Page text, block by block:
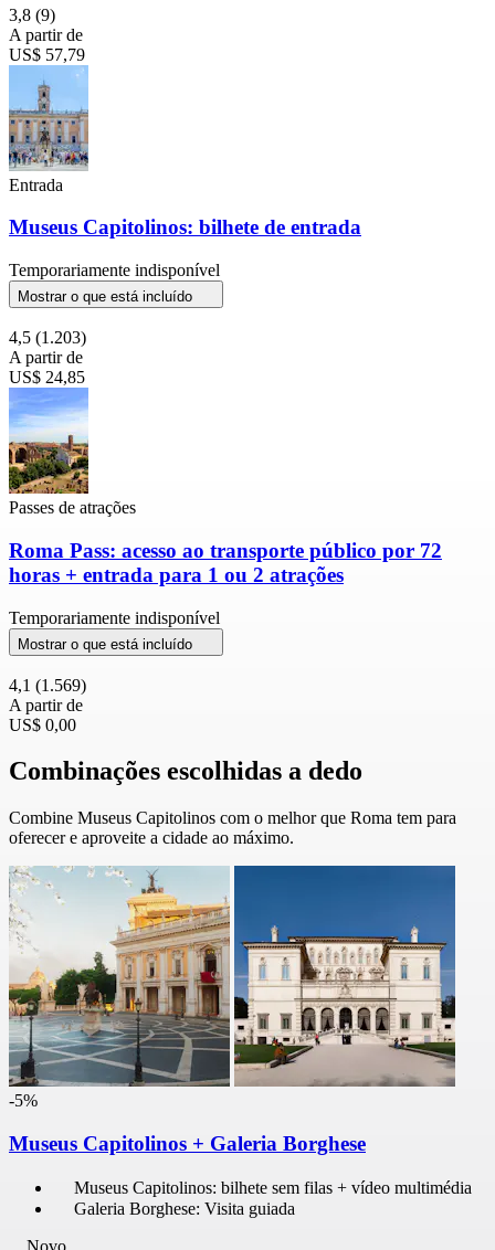
3,8 (9)
A partir de
US$ 57,79
Entrada
Museus Capitolinos: bilhete de entrada
Temporariamente indisponível
Mostrar o que está incluído
4,5 (1.203)
A partir de
US$ 24,85
Passes de atrações
Roma Pass: acesso ao transporte público por 72
horas + entrada para 1 ou 2 atrações
Temporariamente indisponível
Mostrar o que está incluído
4,1 (1.569)
A partir de
US$ 0,00
Combinações escolhidas a dedo
Combine Museus Capitolinos com o melhor que Roma tem para
oferecer e aproveite a cidade ao máximo.
-5%
Museus Capitolinos + Galeria Borghese
Museus Capitolinos: bilhete sem filas + vídeo multimédia
Galeria Borghese: Visita guiada
Novo